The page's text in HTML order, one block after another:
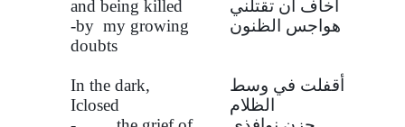
and being killed
أخاف أن تقتلني
-by my growing
doubts
هواجس الظنون
In the dark,
Iclosed
أقفلت في وسط
الظلام